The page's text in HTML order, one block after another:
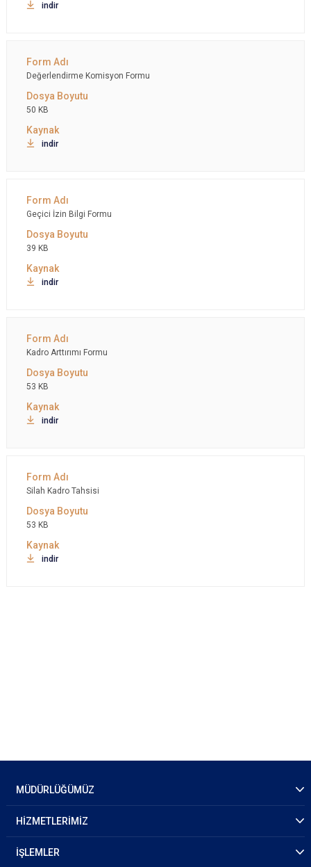
indir
Değerlendirme Komisyon Formu
50 KB
indir
Geçici İzin Bilgi Formu
39 KB
indir
Kadro Arttırımı Formu
53 KB
indir
Silah Kadro Tahsisi
53 KB
indir
MÜDÜRLÜĞÜMÜZ
HİZMETLERİMİZ
İŞLEMLER